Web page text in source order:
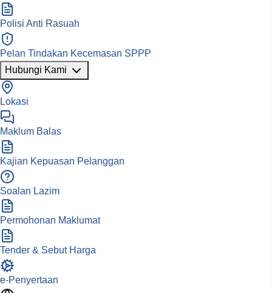
Polisi Anti Rasuah
Pelan Tindakan Kecemasan SPPP
Hubungi Kami
Lokasi
Maklum Balas
Kajian Kepuasan Pelanggan
Soalan Lazim
Permohonan Maklumat
Tender & Sebut Harga
e-Penyertaan